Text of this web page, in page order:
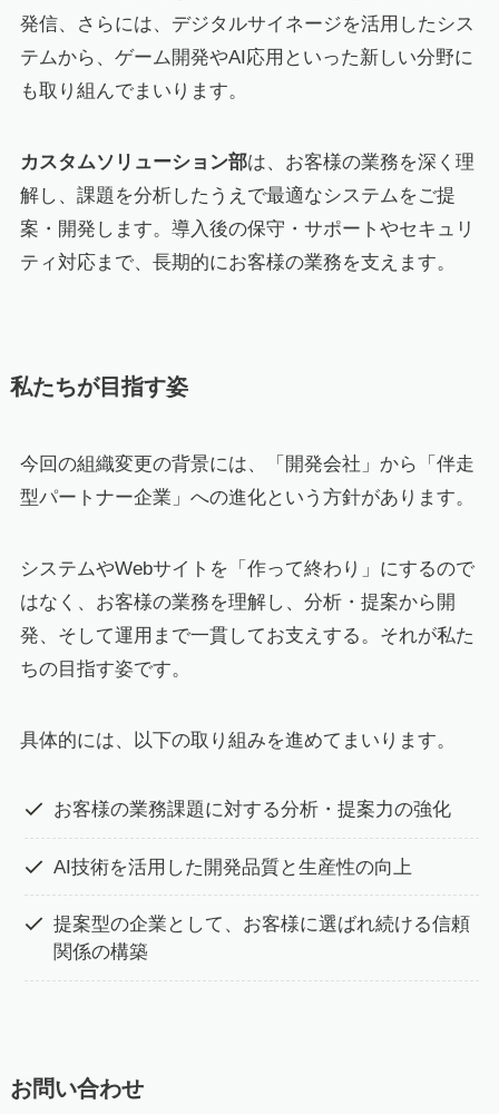
発信、さらには、デジタルサイネージを活用したシス
テムから、ゲーム開発やAI応用といった新しい分野に
も取り組んでまいります。
カスタムソリューション部は、お客様の業務を深く理
解し、課題を分析したうえで最適なシステムをご提
案・開発します。導入後の保守・サポートやセキュリ
ティ対応まで、長期的にお客様の業務を支えます。
私たちが目指す姿
今回の組織変更の背景には、「開発会社」から「伴走
型パートナー企業」への進化という方針があります。
システムやWebサイトを「作って終わり」にするので
はなく、お客様の業務を理解し、分析・提案から開
発、そして運用まで一貫してお支えする。それが私た
ちの目指す姿です。
具体的には、以下の取り組みを進めてまいります。
お客様の業務課題に対する分析・提案力の強化
AI技術を活用した開発品質と生産性の向上
提案型の企業として、お客様に選ばれ続ける信頼
関係の構築
お問い合わせ